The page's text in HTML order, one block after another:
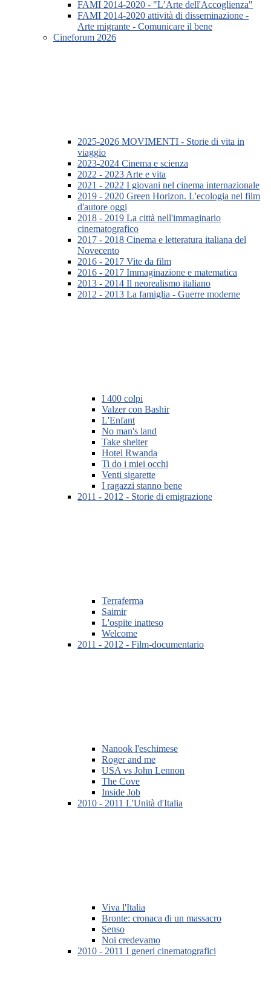
FAMI 2014-2020 - "L’Arte dell'Accoglienza"
FAMI 2014-2020 attività di disseminazione -
Arte migrante - Comunicare il bene
Cineforum 2026
2025-2026 MOVIMENTI - Storie di vita in
viaggio
2023-2024 Cinema e scienza
2022 - 2023 Arte e vita
2021 - 2022 I giovani nel cinema internazionale
2019 - 2020 Green Horizon. L'ecologia nel film
d'autore oggi
2018 - 2019 La città nell'immaginario
cinematografico
2017 - 2018 Cinema e letteratura italiana del
Novecento
2016 - 2017 Vite da film
2016 - 2017 Immaginazione e matematica
2013 - 2014 Il neorealismo italiano
2012 - 2013 La famiglia - Guerre moderne
I 400 colpi
Valzer con Bashir
L'Enfant
No man's land
Take shelter
Hotel Rwanda
Ti do i miei occhi
Venti sigarette
I ragazzi stanno bene
2011 - 2012 - Storie di emigrazione
Terraferma
Saimir
L'ospite inatteso
Welcome
2011 - 2012 - Film-documentario
Nanook l'eschimese
Roger and me
USA vs John Lennon
The Cove
Inside Job
2010 - 2011 L'Unità d'Italia
Viva l'Italia
Bronte: cronaca di un massacro
Senso
Noi credevamo
2010 - 2011 I generi cinematografici